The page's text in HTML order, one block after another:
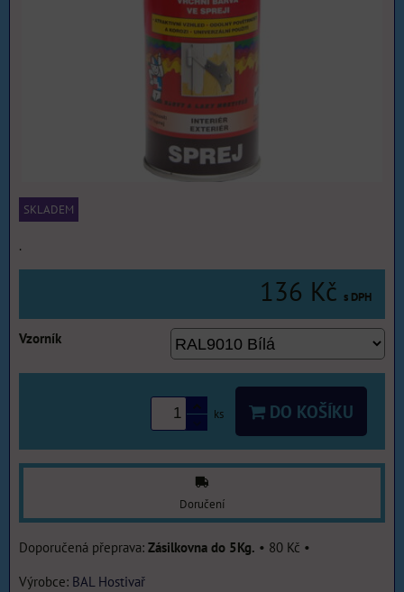
SKLADEM
.
136 Kč s DPH
Vzorník
ks DO KOŠÍKU
Doručení
Zásilkovna do 5Kg. • 80 Kč •
Výrobce: BAL Hostivař